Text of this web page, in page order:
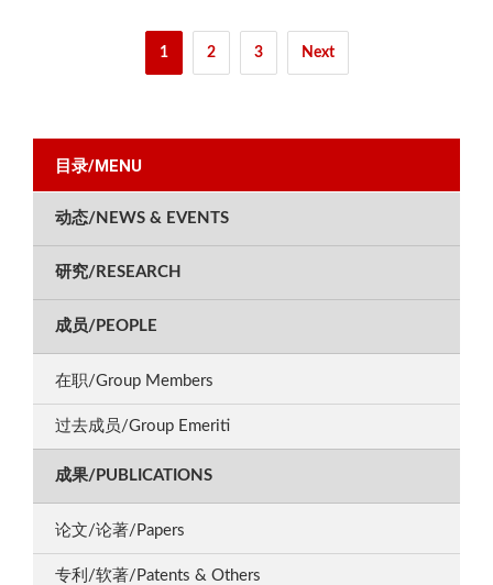
1 2 3 Next
目录/MENU
动态/NEWS & EVENTS
研究/RESEARCH
成员/PEOPLE
在职/Group Members
过去成员/Group Emeriti
成果/PUBLICATIONS
论文/论著/Papers
专利/软著/Patents & Others